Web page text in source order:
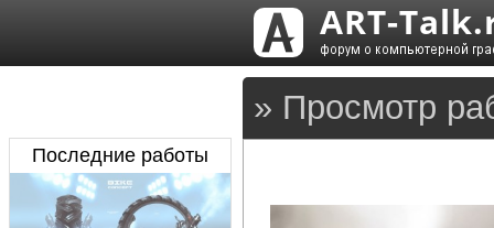
» Просмотр
Последние работы